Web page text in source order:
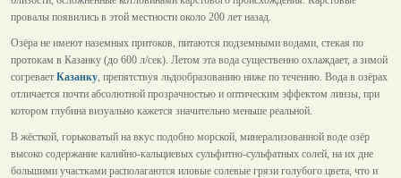
провалы появились в этой местности около 200 лет назад.
Озёра не имеют наземных притоков, питаются подземными водами, стекая по
протокам в Казанку (до 600 л/сек). Летом эта вода существенно охлаждает, а зимой
согревает Казанку, препятствуя льдообразованию ниже по течению. Вода в озёрах
отличается почти абсолютной прозрачностью и оптическим эффектом линзы, при
котором глубина визуально кажется значительно меньше реальной.
В жёсткой, горьковатый на вкус подобно морской, минерализованной воде озёр
высоко содержание калийно-кальциевых сульфитно-сульфатных солей, на их дне
большими участками располагаются иловые солевые грязи голубого цвета, что и